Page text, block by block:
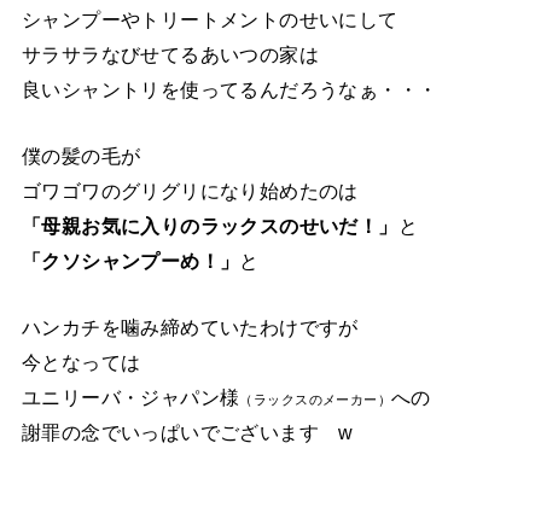
シャンプーやトリートメントのせいにして
サラサラなびせてるあいつの家は
良いシャントリを使ってるんだろうなぁ・・・
僕の髪の毛が
ゴワゴワのグリグリになり始めたのは
「母親お気に入りのラックスのせいだ！」
と
「クソシャンプーめ！」 と
ハンカチを噛み締めていたわけですが
今となっては
ユニリーバ・ジャパン様
（ラックスのメーカー） への
謝罪の念でいっぱいでございます w